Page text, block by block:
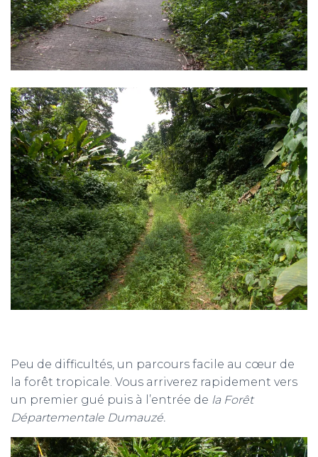
Peu de difficultés, un parcours facile au cœur de
la forêt tropicale. Vous arriverez rapidement vers
un premier gué puis à l’entrée de la Forêt
Départementale Dumauzé.